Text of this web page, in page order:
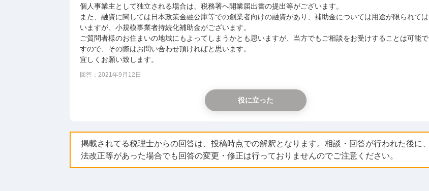
個人事業主として独立される場合は、税務署へ開業届出書の提出等がございます。
また、融資に関しては日本政策金融公庫等での創業者向けの融資があり、補助金については用途が限られては
いますが、小規模事業者持続化補助金がございます。
ご質問者様のお住まいの地域にもよってしまうかとも思いますが、当方でもご相談をお受けすることは可能で
すので、その際はお問い合わせ頂ければと思います。
宜しくお願い致します。
回答：2021年9月12日
役に立った
掲載されてる税理士からの回答は、投稿時点での解釈となります。相談・回答が行われた後に、
法改正等があった場合でも回答の変更・修正は行っておりませんのでご注意ください。